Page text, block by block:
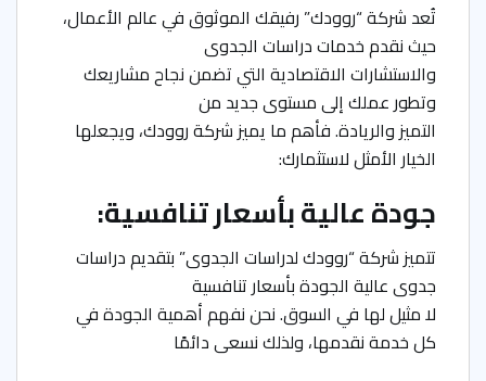
تُعد شركة “روودك” رفيقك الموثوق في عالم الأعمال،
حيث نقدم خدمات دراسات الجدوى
والاستشارات الاقتصادية التي تضمن نجاح مشاريعك
وتطور عملك إلى مستوى جديد من
التميز والريادة. فأهم ما يميز شركة روودك، ويجعلها
الخيار الأمثل لاستثمارك:
جودة عالية بأسعار تنافسية:
تتميز شركة “روودك لدراسات الجدوى” بتقديم دراسات
جدوى عالية الجودة بأسعار تنافسية
لا مثيل لها في السوق. نحن نفهم أهمية الجودة في
كل خدمة نقدمها، ولذلك نسعى دائمًا